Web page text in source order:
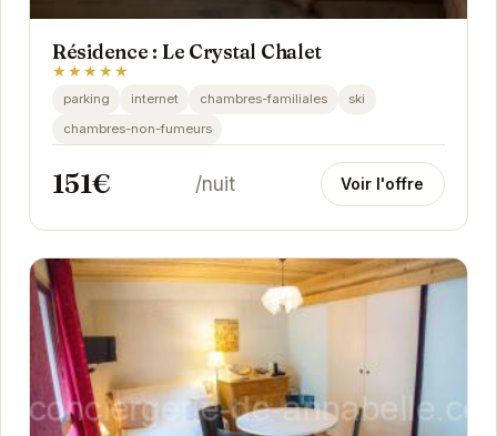
Résidence : Le Crystal Chalet
★★★★★
parking internet chambres-familiales
ski
chambres-non-fumeurs
151€ /nuit Voir l'offre